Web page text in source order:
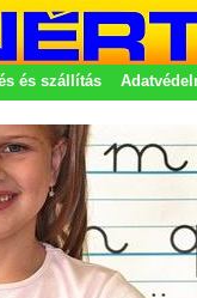
és szállítás